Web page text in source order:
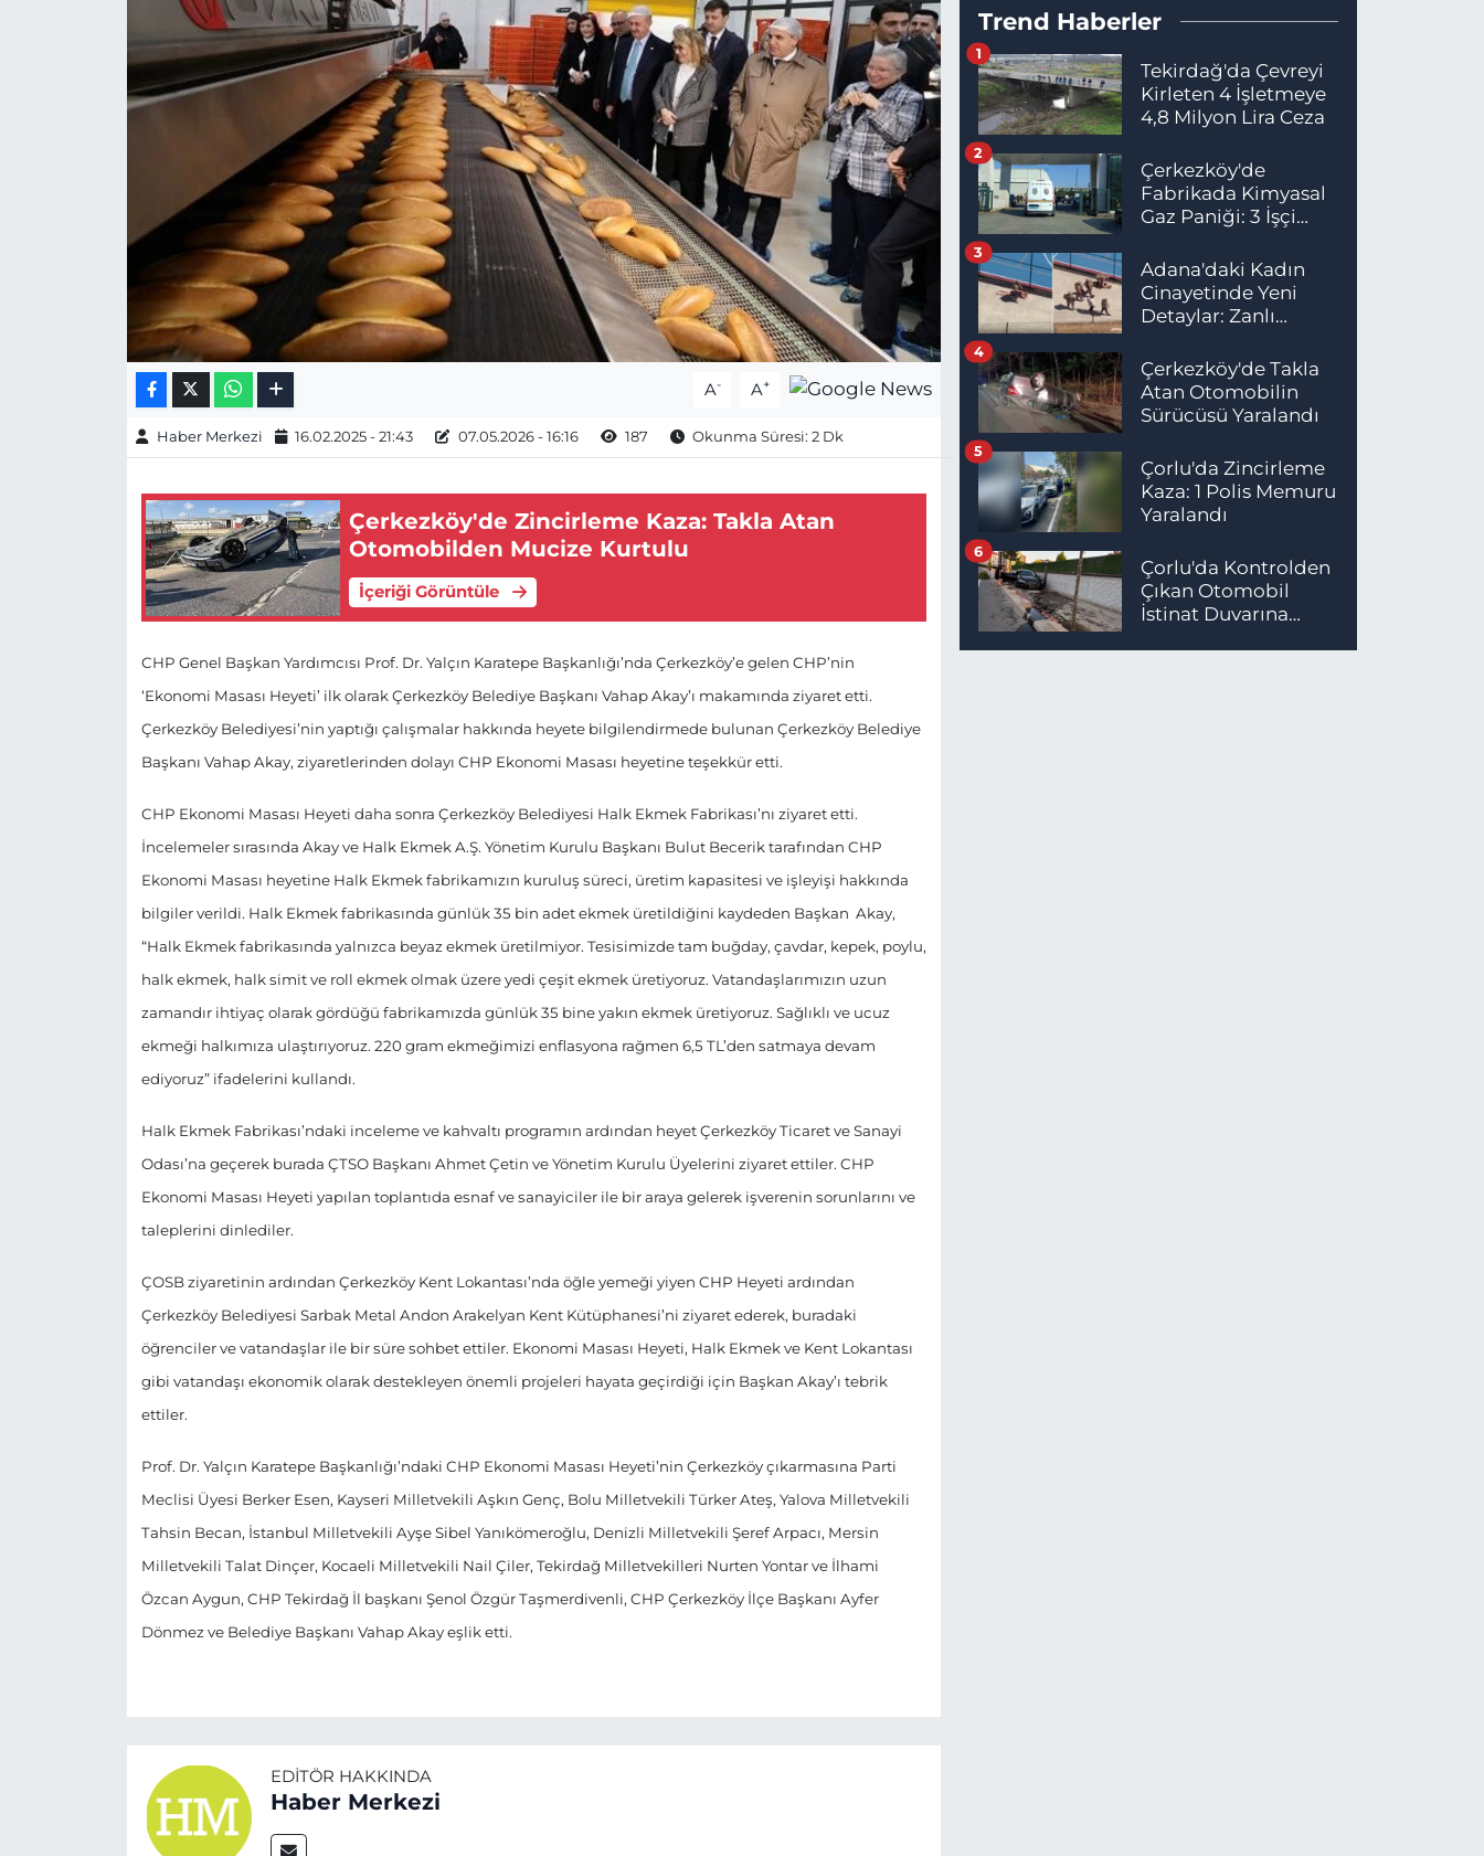
A- A+
Haber Merkezi 16.02.2025 - 21:43 07.05.2026 - 16:16 187 Okunma Süresi: 2 Dk
Çerkezköy'de Zincirleme Kaza: Takla Atan
Otomobilden Mucize Kurtulu
İçeriği Görüntüle
CHP Genel Başkan Yardımcısı Prof. Dr. Yalçın Karatepe Başkanlığı’nda Çerkezköy’e gelen CHP’nin
‘Ekonomi Masası Heyeti’ ilk olarak Çerkezköy Belediye Başkanı Vahap Akay’ı makamında ziyaret etti.
Çerkezköy Belediyesi’nin yaptığı çalışmalar hakkında heyete bilgilendirmede bulunan Çerkezköy Belediye
Başkanı Vahap Akay, ziyaretlerinden dolayı CHP Ekonomi Masası heyetine teşekkür etti.
CHP Ekonomi Masası Heyeti daha sonra Çerkezköy Belediyesi Halk Ekmek Fabrikası’nı ziyaret etti.
İncelemeler sırasında Akay ve Halk Ekmek A.Ş. Yönetim Kurulu Başkanı Bulut Becerik tarafından CHP
Ekonomi Masası heyetine Halk Ekmek fabrikamızın kuruluş süreci, üretim kapasitesi ve işleyişi hakkında
bilgiler verildi. Halk Ekmek fabrikasında günlük 35 bin adet ekmek üretildiğini kaydeden Başkan Akay,
“Halk Ekmek fabrikasında yalnızca beyaz ekmek üretilmiyor. Tesisimizde tam buğday, çavdar, kepek, poylu,
halk ekmek, halk simit ve roll ekmek olmak üzere yedi çeşit ekmek üretiyoruz. Vatandaşlarımızın uzun
zamandır ihtiyaç olarak gördüğü fabrikamızda günlük 35 bine yakın ekmek üretiyoruz. Sağlıklı ve ucuz
ekmeği halkımıza ulaştırıyoruz. 220 gram ekmeğimizi enflasyona rağmen 6,5 TL’den satmaya devam
ediyoruz” ifadelerini kullandı.
Halk Ekmek Fabrikası’ndaki inceleme ve kahvaltı programın ardından heyet Çerkezköy Ticaret ve Sanayi
Odası’na geçerek burada ÇTSO Başkanı Ahmet Çetin ve Yönetim Kurulu Üyelerini ziyaret ettiler. CHP
Ekonomi Masası Heyeti yapılan toplantıda esnaf ve sanayiciler ile bir araya gelerek işverenin sorunlarını ve
taleplerini dinlediler.
ÇOSB ziyaretinin ardından Çerkezköy Kent Lokantası’nda öğle yemeği yiyen CHP Heyeti ardından
Çerkezköy Belediyesi Sarbak Metal Andon Arakelyan Kent Kütüphanesi’ni ziyaret ederek, buradaki
öğrenciler ve vatandaşlar ile bir süre sohbet ettiler. Ekonomi Masası Heyeti, Halk Ekmek ve Kent Lokantası
gibi vatandaşı ekonomik olarak destekleyen önemli projeleri hayata geçirdiği için Başkan Akay’ı tebrik
ettiler.
Prof. Dr. Yalçın Karatepe Başkanlığı’ndaki CHP Ekonomi Masası Heyeti’nin Çerkezköy çıkarmasına Parti
Meclisi Üyesi Berker Esen, Kayseri Milletvekili Aşkın Genç, Bolu Milletvekili Türker Ateş, Yalova Milletvekili
Tahsin Becan, İstanbul Milletvekili Ayşe Sibel Yanıkömeroğlu, Denizli Milletvekili Şeref Arpacı, Mersin
Milletvekili Talat Dinçer, Kocaeli Milletvekili Nail Çiler, Tekirdağ Milletvekilleri Nurten Yontar ve İlhami
Özcan Aygun, CHP Tekirdağ İl başkanı Şenol Özgür Taşmerdivenli, CHP Çerkezköy İlçe Başkanı Ayfer
Dönmez ve Belediye Başkanı Vahap Akay eşlik etti.
EDITÖR HAKKINDA
Haber Merkezi
Trend Haberler
Tekirdağ'da Çevreyi
Kirleten 4 İşletmeye
4,8 Milyon Lira Ceza
1
Çerkezköy'de
Fabrikada Kimyasal
Gaz Paniği: 3 İşçi
2
Adana'daki Kadın
Cinayetinde Yeni
Detaylar: Zanlı
Yakalandı
3
Çerkezköy'de Takla
Atan Otomobilin
Sürücüsü Yaralandı
4
Çorlu'da Zincirleme
Kaza: 1 Polis Memuru
Yaralandı
5
Çorlu'da Kontrolden
Çıkan Otomobil
İstinat Duvarına
6
Gizlilik Sözleşmesi
İletişim
Topluluk Kuralları
Yayın İlkeleri